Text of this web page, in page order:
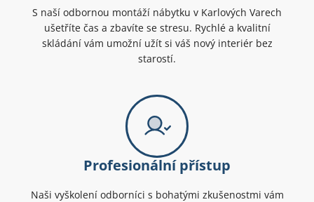
S naší odbornou montáží nábytku v Karlových Varech
ušetříte čas a zbavíte se stresu. Rychlé a kvalitní
skládání vám umožní užít si váš nový interiér bez
starostí.
Profesionální přístup
Naši vyškolení odborníci s bohatými zkušenostmi vám